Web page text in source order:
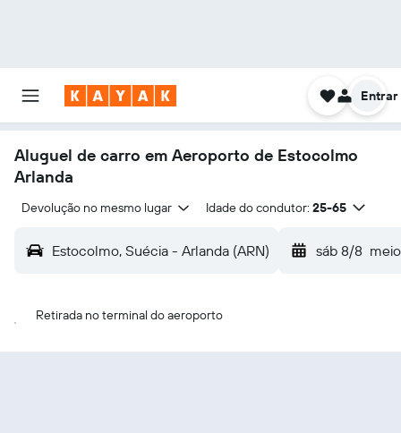
Entrar
Aluguel de carro em Aeroporto de Estocolmo
Arlanda
Devolução no mesmo lugar Idade do condutor: 25-65
Estocolmo, Suécia - Arlanda (ARN) sáb 8/8
Retirada no terminal do aeroporto